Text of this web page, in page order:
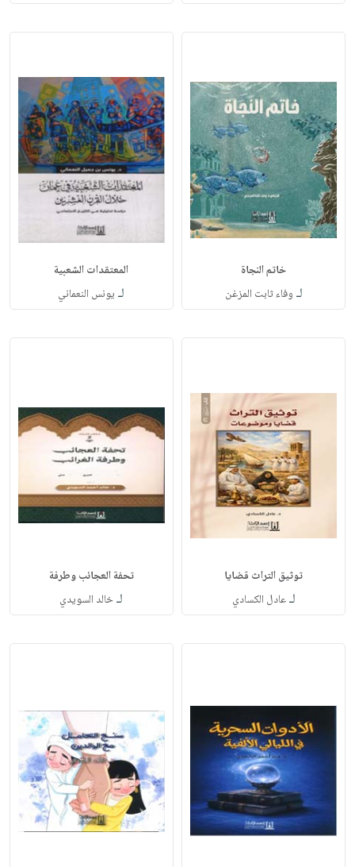
خاتم النجاة
لـ وفاء ثابت المزغن
المعتقدات الشعبية
لـ يونس النعماني
توثيق التراث قضايا
لـعادل الكسادي
تحفة العجائب وطرفة
لـخالد السويدي